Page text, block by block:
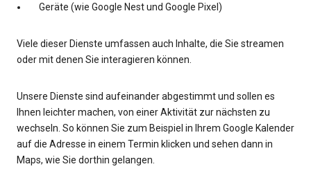
Geräte (wie Google Nest und Google Pixel)
Viele dieser Dienste umfassen auch Inhalte, die Sie streamen
oder mit denen Sie interagieren können.
Unsere Dienste sind aufeinander abgestimmt und sollen es
Ihnen leichter machen, von einer Aktivität zur nächsten zu
wechseln. So können Sie zum Beispiel in Ihrem Google Kalender
auf die Adresse in einem Termin klicken und sehen dann in
Maps, wie Sie dorthin gelangen.